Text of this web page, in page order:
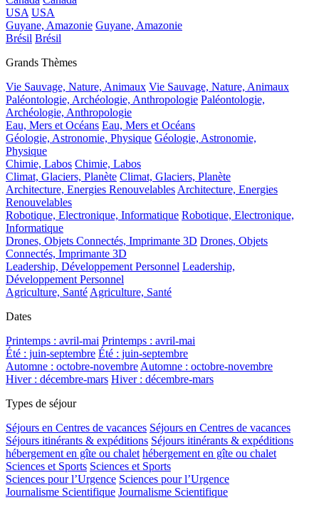
USA USA
Guyane, Amazonie Guyane, Amazonie
Brésil Brésil
Grands Thèmes
Vie Sauvage, Nature, Animaux Vie Sauvage, Nature, Animaux
Paléontologie, Archéologie, Anthropologie Paléontologie,
Archéologie, Anthropologie
Eau, Mers et Océans Eau, Mers et Océans
Géologie, Astronomie, Physique Géologie, Astronomie,
Physique
Chimie, Labos Chimie, Labos
Climat, Glaciers, Planète Climat, Glaciers, Planète
Architecture, Energies RenouvelablesArchitecture, Energies
Renouvelables
Robotique, Electronique, Informatique Robotique, Electronique,
Informatique
Drones, Objets Connectés, Imprimante 3D Drones, Objets
Connectés, Imprimante 3D
Leadership, Développement Personnel Leadership,
Développement Personnel
Agriculture, SantéAgriculture, Santé
Dates
Printemps : avril-mai Printemps : avril-mai
Été : juin-septembre Été : juin-septembre
Automne : octobre-novembreAutomne : octobre-novembre
Hiver : décembre-mars Hiver : décembre-mars
Types de séjour
Séjours en Centres de vacances Séjours en Centres de vacances
Séjours itinérants & expéditions Séjours itinérants & expéditions
hébergement en gîte ou chalet hébergement en gîte ou chalet
Sciences et Sports Sciences et Sports
Sciences pour l’Urgence Sciences pour l’Urgence
Journalisme Scientifique Journalisme Scientifique